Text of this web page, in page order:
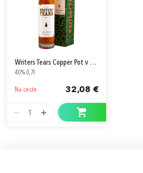
Writers Tears Copper Pot v Kartóne
40% 0,7l
Na ceste 32,08 €
1